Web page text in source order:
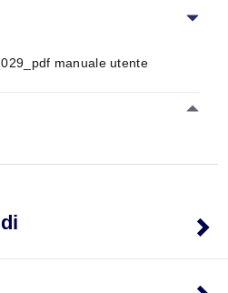
manuale utente